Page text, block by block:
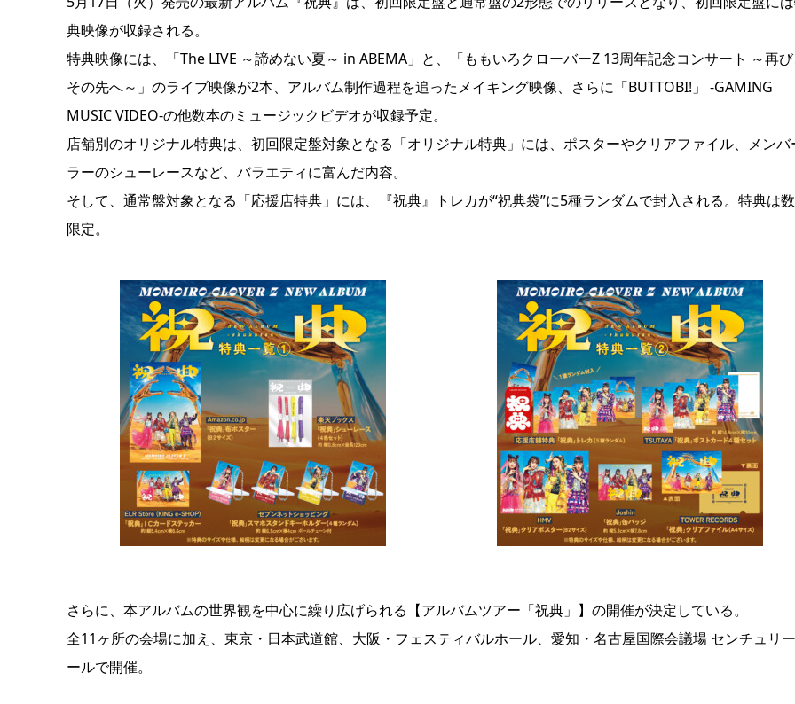
典映像が収録される。
特典映像には、「The LIVE ～諦めない夏～ in ABEMA」と、「ももいろクローバーZ 13周年記念コンサート ～再
その先へ～」のライブ映像が2本、アルバム制作過程を追ったメイキング映像、さらに「BUTTOBI!」 -GAMING
MUSIC VIDEO-の他数本のミュージックビデオが収録予定。
店舗別のオリジナル特典は、初回限定盤対象となる「オリジナル特典」には、ポスターやクリアファイル、メンバ
ラーのシューレースなど、バラエティに富んだ内容。
そして、通常盤対象となる「応援店特典」には、『祝典』トレカが“祝典袋”に5種ランダムで封入される。特典は
限定。
さらに、本アルバムの世界観を中心に繰り広げられる【アルバムツアー「祝典」】の開催が決定している。
全11ヶ所の会場に加え、東京・日本武道館、大阪・フェスティバルホール、愛知・名古屋国際会議場 センチュリ
ールで開催。